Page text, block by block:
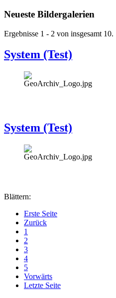
Neueste Bildergalerien
Ergebnisse 1 - 2 von insgesamt 10.
System (Test)
System (Test)
Blättern:
Erste Seite
Zurück
1
2
3
4
5
Vorwärts
Letzte Seite